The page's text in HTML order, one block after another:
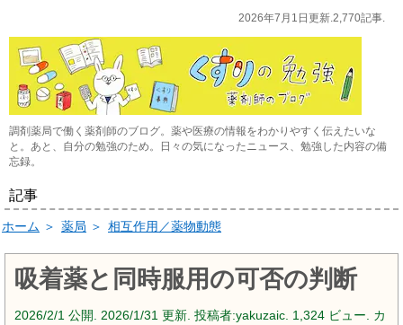
2026年7月1日更新.2,770記事.
調剤薬局で働く薬剤師のブログ。薬や医療の情報をわかりやすく伝えたいな
と。あと、自分の勉強のため。日々の気になったニュース、勉強した内容の備
忘録。
記事
ホーム ＞ 薬局 ＞ 相互作用／薬物動態
吸着薬と同時服用の可否の判断
2026/2/1 公開. 2026/1/31 更新. 投稿者:yakuzaic. 1,324 ビュー. カ